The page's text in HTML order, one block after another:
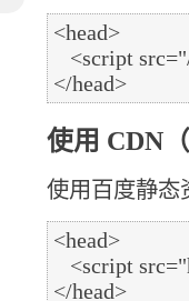
<head>
使用 CDN
使用百度静态
<head>